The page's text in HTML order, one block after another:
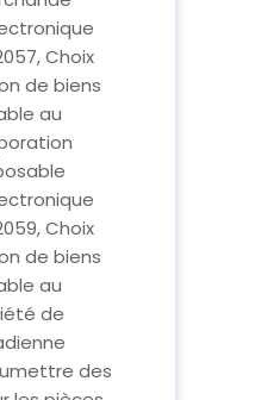
Choix
de biens
au
Choix
de biens
au
de
des